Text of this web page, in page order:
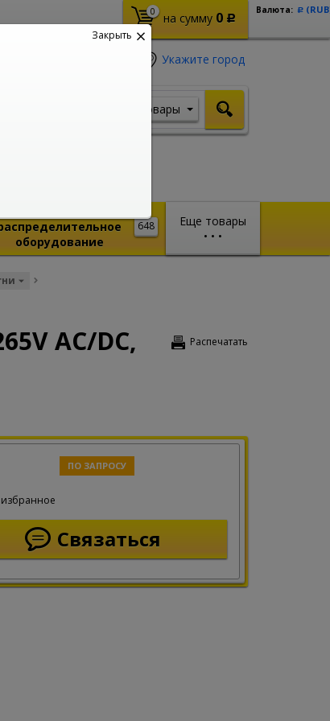
0 на сумму 0 Р
Валюта: Р
Укажите город
Товары
Еще товары
• • •
648
оборудование
Распечатать
AC/DC,
ПО ЗАПРОСУ
Связаться
Закрыть